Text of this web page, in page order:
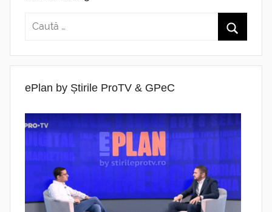
ePlan by Știrile ProTV & GPeC